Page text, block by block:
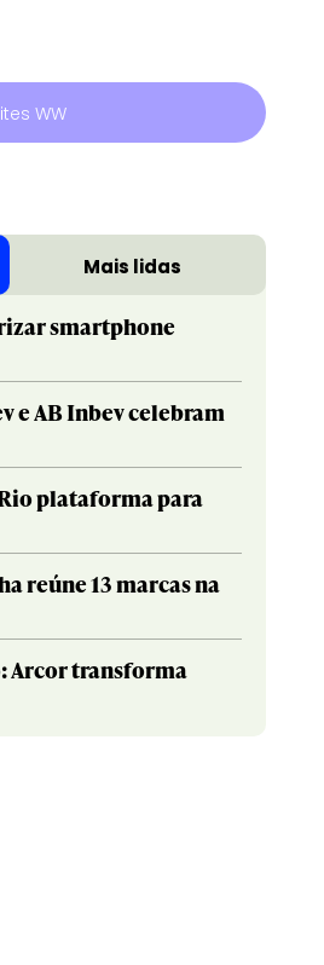
WW
Mais lidas
smartphone
e AB Inbev celebram
plataforma para
reúne 13 marcas na
Arcor transforma